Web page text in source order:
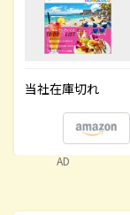
当社在庫切れ
AD